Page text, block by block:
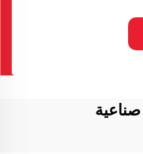
صناعية